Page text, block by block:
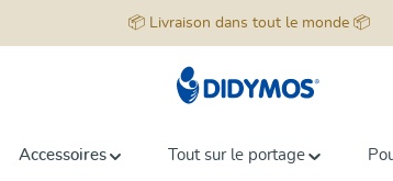
📦 Livraison dans tout le monde 📦
Accessoires Tout sur le portage